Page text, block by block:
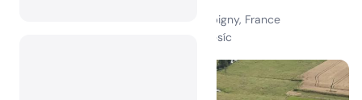
404 Chem. de la Brevette, 01190 Arbigny, France
zobrazení za poslední měsíc